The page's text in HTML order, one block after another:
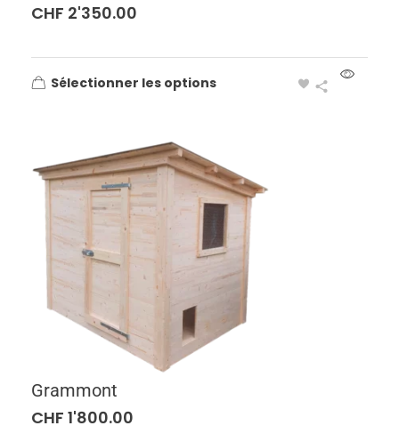
CHF 2'350.00
Sélectionner les options
Grammont
CHF 1'800.00